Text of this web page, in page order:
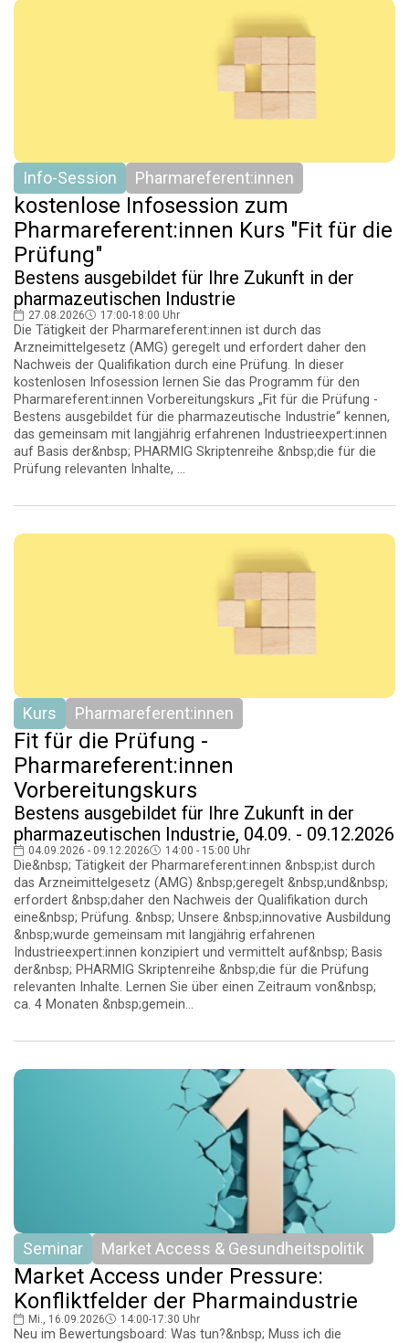
Info-Session Pharmareferent:innen
kostenlose Infosession zum
Pharmareferent:innen Kurs "Fit für die
Prüfung"
Bestens ausgebildet für Ihre Zukunft in der
pharmazeutischen Industrie
27.08.2026 17:00-18:00 Uhr
Die Tätigkeit der Pharmareferent:innen ist durch das
Arzneimittelgesetz (AMG) geregelt und erfordert daher den
Nachweis der Qualifikation durch eine Prüfung. In dieser
kostenlosen Infosession lernen Sie das Programm für den
Pharmareferent:innen Vorbereitungskurs „Fit für die Prüfung -
Bestens ausgebildet für die pharmazeutische Industrie“ kennen,
das gemeinsam mit langjährig erfahrenen Industrieexpert:innen
auf Basis der&nbsp; PHARMIG Skriptenreihe &nbsp;die für die
Prüfung relevanten Inhalte, ...
Kurs Pharmareferent:innen
Fit für die Prüfung -
Pharmareferent:innen
Vorbereitungskurs
Bestens ausgebildet für Ihre Zukunft in der
pharmazeutischen Industrie, 04.09. - 09.12.2026
04.09.2026 - 09.12.2026 14:00 - 15:00 Uhr
Die&nbsp; Tätigkeit der Pharmareferent:innen &nbsp;ist durch
das Arzneimittelgesetz (AMG) &nbsp;geregelt &nbsp;und&nbsp;
erfordert &nbsp;daher den Nachweis der Qualifikation durch
eine&nbsp; Prüfung. &nbsp; Unsere &nbsp;innovative Ausbildung
&nbsp;wurde gemeinsam mit langjährig erfahrenen
Industrieexpert:innen konzipiert und vermittelt auf&nbsp; Basis
der&nbsp; PHARMIG Skriptenreihe &nbsp;die für die Prüfung
relevanten Inhalte. Lernen Sie über einen Zeitraum von&nbsp;
ca. 4 Monaten &nbsp;gemein...
Seminar Market Access & Gesundheitspolitik
Market Access under Pressure:
Konfliktfelder der Pharmaindustrie
Mi., 16.09.2026 14:00-17:30 Uhr
Neu im Bewertungsboard: Was tun?&nbsp; Muss ich die